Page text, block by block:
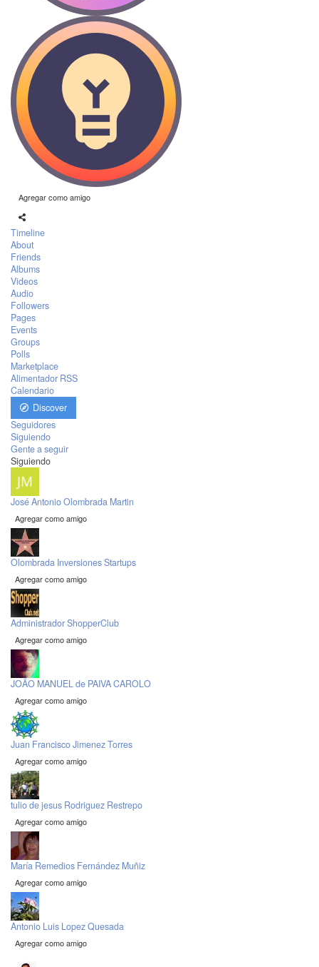
Agregar como amigo
Timeline
About
Friends
Albums
Videos
Audio
Followers
Pages
Events
Groups
Polls
Marketplace
Alimentador RSS
Calendario
Discover
Seguidores
Siguiendo
Gente a seguir
Siguiendo
José Antonio Olombrada Martin
Agregar como amigo
Olombrada Inversiones Startups
Agregar como amigo
Administrador ShopperClub
Agregar como amigo
JOÃO MANUEL de PAIVA CAROLO
Agregar como amigo
Juan Francisco Jimenez Torres
Agregar como amigo
tulio de jesus Rodriguez Restrepo
Agregar como amigo
María Remedios Fernández Muñiz
Agregar como amigo
Antonio Luis Lopez Quesada
Agregar como amigo